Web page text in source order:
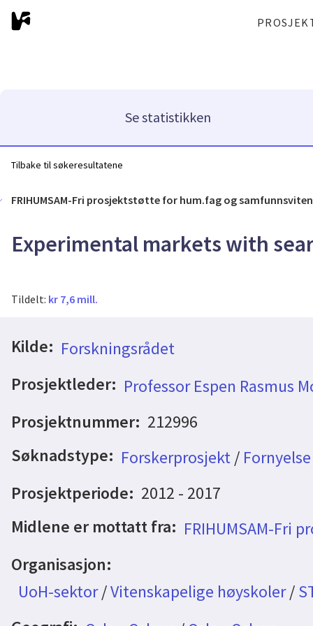
Se statistikken
Tilbake til søkeresultatene
FRIHUMSAM-Fri prosjektstøtte for hum.fag og
Experimental markets with
Tildelt: kr 7,6 mill.
Kilde: Forskningsrådet
Prosjektleder: Professor Espen Rasmus
Prosjektnummer: 212996
Søknadstype: Forskerprosjekt/ Fornyelse
Prosjektperiode: 2012 - 2017
Midlene er mottatt fra: FRIHUMSAM-Fri
Organisasjon:
UoH-sektor/Vitenskapelige høyskoler/